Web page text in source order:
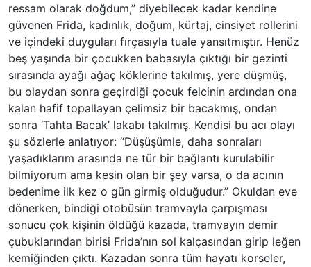
ressam olarak doğdum,” diyebilecek kadar kendine
güvenen Frida, kadınlık, doğum, kürtaj, cinsiyet rollerini
ve içindeki duyguları fırçasıyla tuale yansıtmıştır. Henüz
beş yaşında bir çocukken babasıyla çıktığı bir gezinti
sırasında ayağı ağaç köklerine takılmış, yere düşmüş,
bu olaydan sonra geçirdiği çocuk felcinin ardından ona
kalan hafif topallayan çelimsiz bir bacakmış, ondan
sonra ‘Tahta Bacak’ lakabı takılmış. Kendisi bu acı olayı
şu sözlerle anlatıyor: “Düşüşümle, daha sonraları
yaşadıklarım arasında ne tür bir bağlantı kurulabilir
bilmiyorum ama kesin olan bir şey varsa, o da acının
bedenime ilk kez o gün girmiş olduğudur.” Okuldan eve
dönerken, bindiği otobüsün tramvayla çarpışması
sonucu çok kişinin öldüğü kazada, tramvayın demir
çubuklarından birisi Frida’nın sol kalçasından girip leğen
kemiğinden çıktı. Kazadan sonra tüm hayatı korseler,